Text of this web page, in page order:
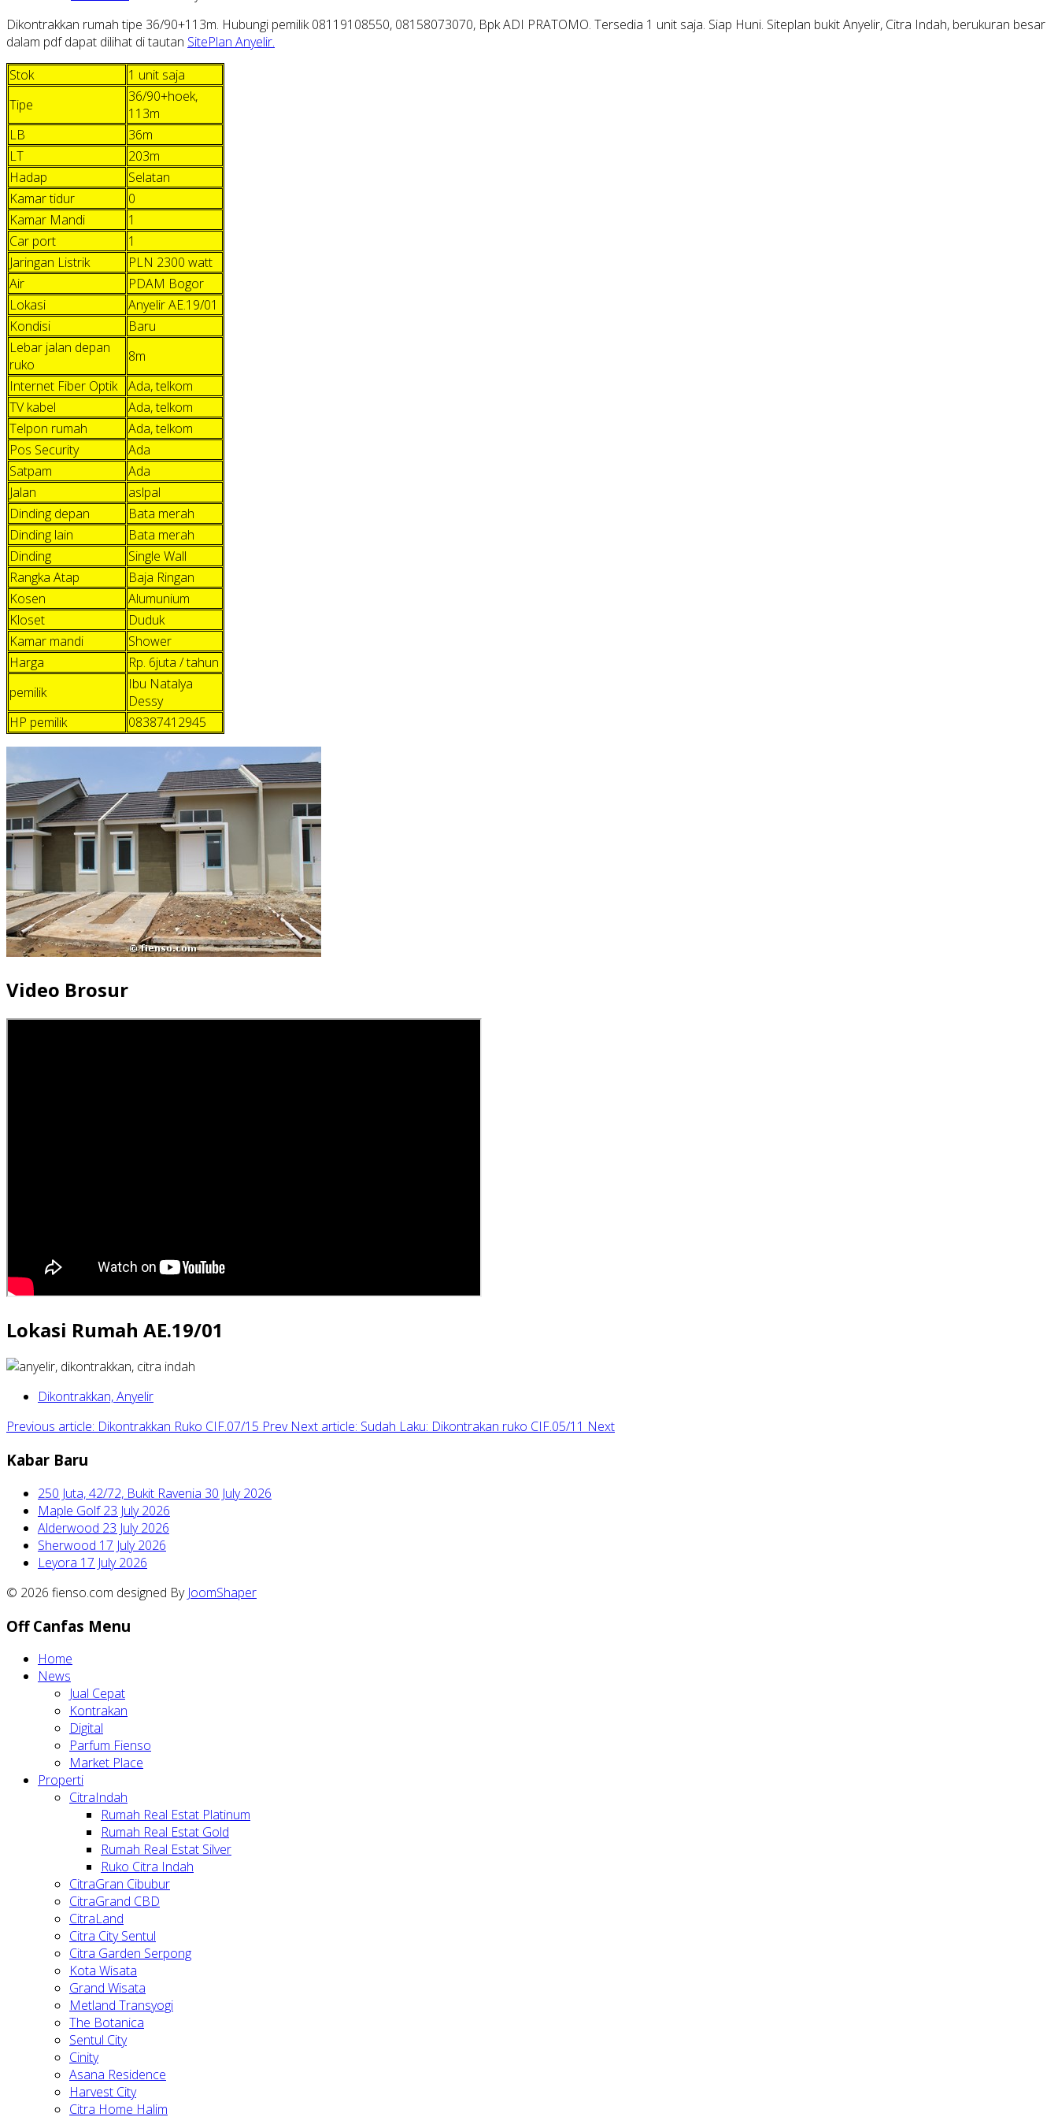
Dikontrakkan rumah tipe 36/90+113m. Hubungi pemilik 08119108550, 08158073070, Bpk ADI PRATOMO. Tersedia 1 unit saja. Siap Huni. Siteplan bukit Anyelir, Citra Indah, berukuran besar
dalam pdf dapat dilihat di tautan SitePlan Anyelir.
Stok
1 unit saja
Tipe
36/90+hoek,
113m
LB
36m
LT
203m
Hadap
Selatan
Kamar tidur
0
Kamar Mandi
1
Car port
1
Jaringan Listrik
PLN 2300 watt
Air
PDAM Bogor
Lokasi
Anyelir AE.19/01
Kondisi
Baru
Lebar jalan depan
ruko
8m
Internet Fiber Optik
Ada, telkom
TV kabel
Ada, telkom
Telpon rumah
Ada, telkom
Pos Security
Ada
Satpam
Ada
Jalan
aslpal
Dinding depan
Bata merah
Dinding lain
Bata merah
Dinding
Single Wall
Rangka Atap
Baja Ringan
Kosen
Alumunium
Kloset
Duduk
Kamar mandi
Shower
Harga
Rp. 6juta / tahun
pemilik
Ibu Natalya
Dessy
HP pemilik
08387412945
Video Brosur
Lokasi Rumah AE.19/01
Dikontrakkan, Anyelir
Previous article: Dikontrakkan Ruko CIF.07/15 Prev Next article: Sudah Laku: Dikontrakan ruko CIF.05/11 Next
Kabar Baru
250 Juta, 42/72, Bukit Ravenia 30 July 2026
Maple Golf23 July 2026
Alderwood 23 July 2026
Sherwood 17 July 2026
Leyora 17 July 2026
© 2026 fienso.com designed By JoomShaper
Off Canfas Menu
Home
News
Jual Cepat
Kontrakan
Digital
Parfum Fienso
Market Place
Properti
CitraIndah
Rumah Real Estat Platinum
Rumah Real Estat Gold
Rumah Real Estat Silver
Ruko Citra Indah
CitraGran Cibubur
CitraGrand CBD
CitraLand
Citra City Sentul
Citra Garden Serpong
Kota Wisata
Grand Wisata
Metland Transyogi
The Botanica
Sentul City
Cinity
Asana Residence
Harvest City
Citra Home Halim